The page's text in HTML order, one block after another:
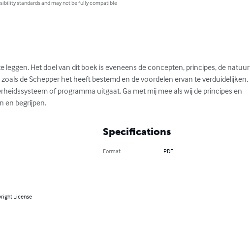
standards and may not be fully compatible
leggen. Het doel van dit boek is eveneens de concepten, principes, de natuur
de Schepper het heeft bestemd en de voordelen ervan te verduidelijken,
of programma uitgaat. Ga met mij mee als wij de principes en
en begrijpen.
License
Specifications
Format PDF